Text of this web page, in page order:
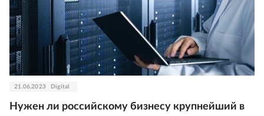
21.06.2023 Digital
Нужен ли российскому бизнесу крупнейший в